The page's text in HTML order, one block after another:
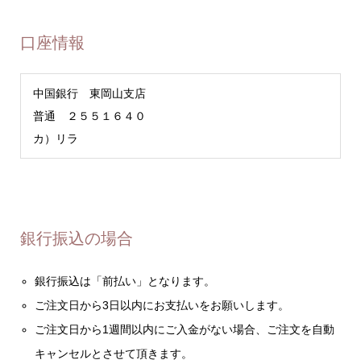
口座情報
中国銀行 東岡山支店
普通 ２５５１６４０
カ）リラ
銀行振込の場合
銀行振込は「前払い」となります。
ご注文日から3日以内にお支払いをお願いします。
ご注文日から1週間以内にご入金がない場合、ご注文を自動
キャンセルとさせて頂きます。